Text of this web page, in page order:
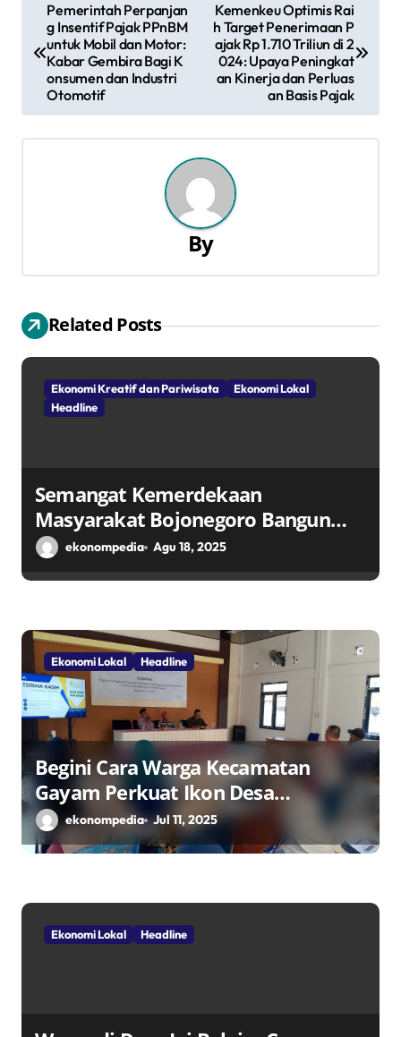
a
i
i
o
s
Pemerintah Perpanjan
g Insentif Pajak PPnBM
untuk Mobil dan Motor:
Kabar Gembira Bagi K
onsumen dan Industri
Otomotif
Kemenkeu Optimis Rai
h Target Penerimaan P
ajak Rp 1.710 Triliun di 2
024: Upaya Peningkat
an Kinerja dan Perluas
an Basis Pajak
By
Related Posts
Ekonomi Kreatif dan Pariwisata
Ekonomi Lokal
Headline
Semangat Kemerdekaan
Masyarakat Bojonegoro Bangun
Desa Mandiri Ekonomi
ekonompedia Agu 18, 2025
Ekonomi Lokal Headline
Begini Cara Warga Kecamatan
Gayam Perkuat Ikon Desa
Penggerak Ekonomi Lokal Melalui
TPID
ekonompedia Jul 11, 2025
Ekonomi Lokal Headline